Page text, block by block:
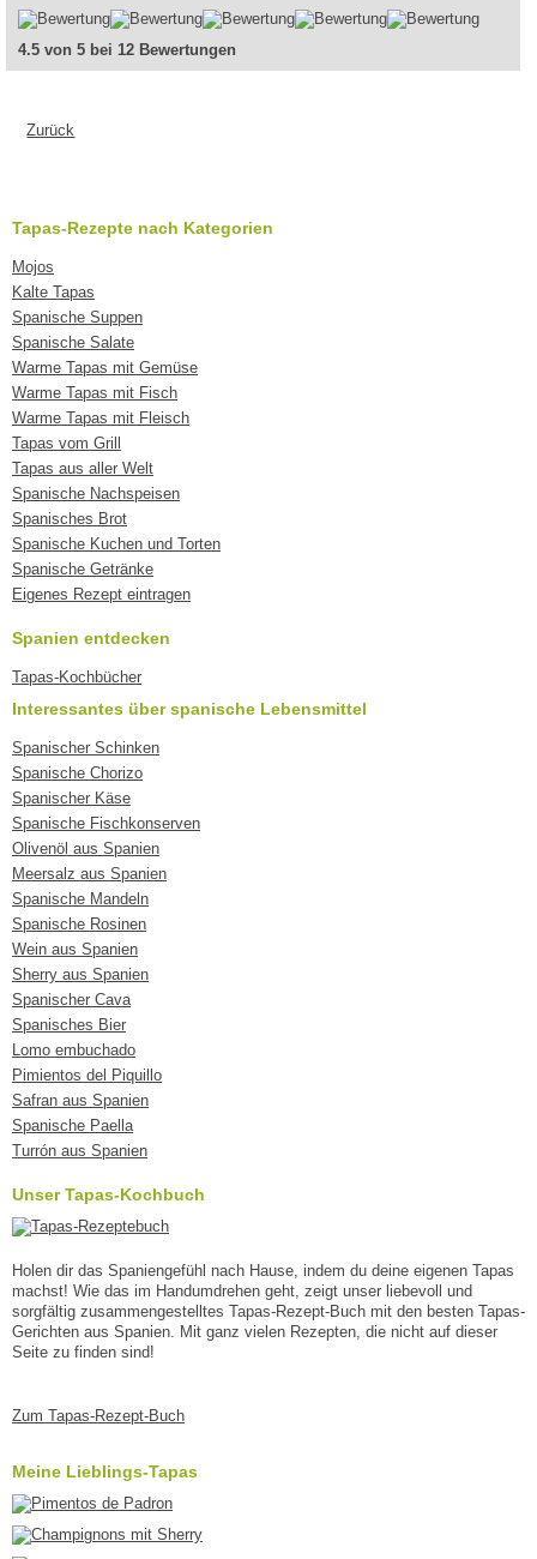
4.5 von 5 bei 12 Bewertungen
Zurück
Tapas-Rezepte nach Kategorien
Mojos
Kalte Tapas
Spanische Suppen
Spanische Salate
Warme Tapas mit Gemüse
Warme Tapas mit Fisch
Warme Tapas mit Fleisch
Tapas vom Grill
Tapas aus aller Welt
Spanische Nachspeisen
Spanisches Brot
Spanische Kuchen und Torten
Spanische Getränke
Eigenes Rezept eintragen
Spanien entdecken
Tapas-Kochbücher
Interessantes über spanische Lebensmittel
Spanischer Schinken
Spanische Chorizo
Spanischer Käse
Spanische Fischkonserven
Olivenöl aus Spanien
Meersalz aus Spanien
Spanische Mandeln
Spanische Rosinen
Wein aus Spanien
Sherry aus Spanien
Spanischer Cava
Spanisches Bier
Lomo embuchado
Pimientos del Piquillo
Safran aus Spanien
Spanische Paella
Turrón aus Spanien
Unser Tapas-Kochbuch
Holen dir das Spaniengefühl nach Hause, indem du deine eigenen Tapas
machst! Wie das im Handumdrehen geht, zeigt unser liebevoll und
sorgfältig zusammengestelltes Tapas-Rezept-Buch mit den besten Tapas-
Gerichten aus Spanien. Mit ganz vielen Rezepten, die nicht auf dieser
Seite zu finden sind!
Zum Tapas-Rezept-Buch
Meine Lieblings-Tapas